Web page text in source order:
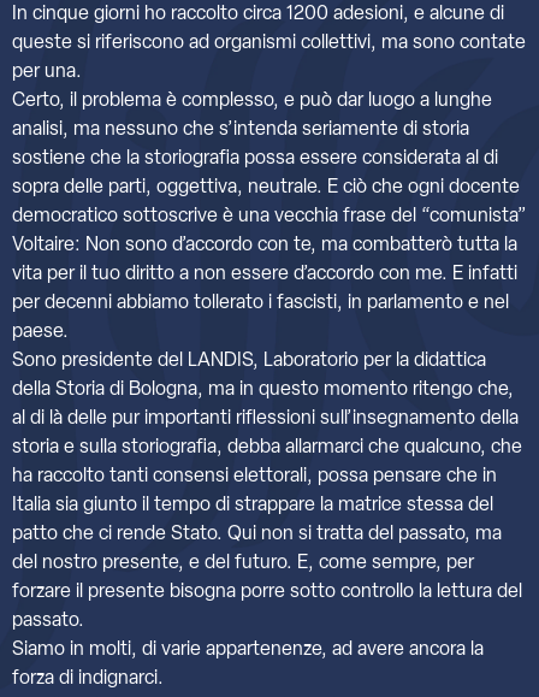
In cinque giorni ho raccolto circa 1200 adesioni, e alcune di
queste si riferiscono ad organismi collettivi, ma sono contate
per una.
Certo, il problema è complesso, e può dar luogo a lunghe
analisi, ma nessuno che s’intenda seriamente di storia
sostiene che la storiografia possa essere considerata al di
sopra delle parti, oggettiva, neutrale. E ciò che ogni docente
democratico sottoscrive è una vecchia frase del “comunista”
Voltaire: Non sono d’accordo con te, ma combatterò tutta la
vita per il tuo diritto a non essere d’accordo con me. E infatti
per decenni abbiamo tollerato i fascisti, in parlamento e nel
paese.
Sono presidente del LANDIS, Laboratorio per la didattica
della Storia di Bologna, ma in questo momento ritengo che,
al di là delle pur importanti riflessioni sull’insegnamento della
storia e sulla storiografia, debba allarmarci che qualcuno, che
ha raccolto tanti consensi elettorali, possa pensare che in
Italia sia giunto il tempo di strappare la matrice stessa del
patto che ci rende Stato. Qui non si tratta del passato, ma
del nostro presente, e del futuro. E, come sempre, per
forzare il presente bisogna porre sotto controllo la lettura del
passato.
Siamo in molti, di varie appartenenze, ad avere ancora la
forza di indignarci.